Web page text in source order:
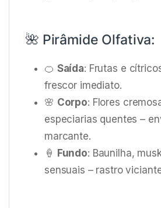
🌺 Pirâmide Olfativa:
🍊 Saída: Frutas e
frescor imediato.
🌸 Corpo: Flores
especiarias quentes –
marcante.
🍦 Fundo: Baunilha,
sensuais – rastro